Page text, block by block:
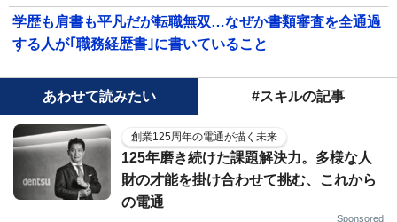
学歴も肩書も平凡だが転職無双…なぜか書類審査を全通過
する人が｢職務経歴書｣に書いていること
あわせて読みたい #スキルの記事
創業125周年の電通が描く未来
125年磨き続けた課題解決力。多様な人
財の才能を掛け合わせて挑む、これから
の電通
Sponsored